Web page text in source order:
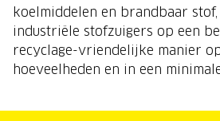
koelmiddelen en brandbaar
industriële stofzuigers op een
recyclage-vriendelijke manier
hoeveelheden en in een